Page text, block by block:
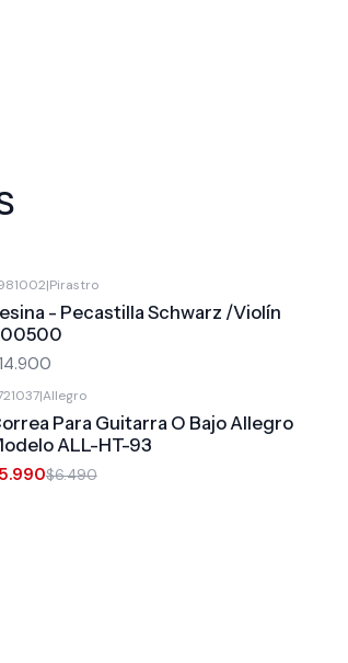
|Pirastro
- Pecastilla Schwarz /Violín
|Allegro
Para Guitarra O Bajo Allegro
ALL-HT-93
$6.490